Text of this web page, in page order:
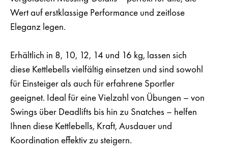
Wert auf erstklassige Performance und zeitlose
Eleganz legen.
Erhältlich in 8, 10, 12, 14 und 16 kg, lassen sich
diese Kettlebells vielfältig einsetzen und sind sowohl
für Einsteiger als auch für erfahrene Sportler
geeignet. Ideal für eine Vielzahl von Übungen – von
Swings über Deadlifts bis hin zu Snatches – helfen
Ihnen diese Kettlebells, Kraft, Ausdauer und
Koordination effektiv zu steigern.